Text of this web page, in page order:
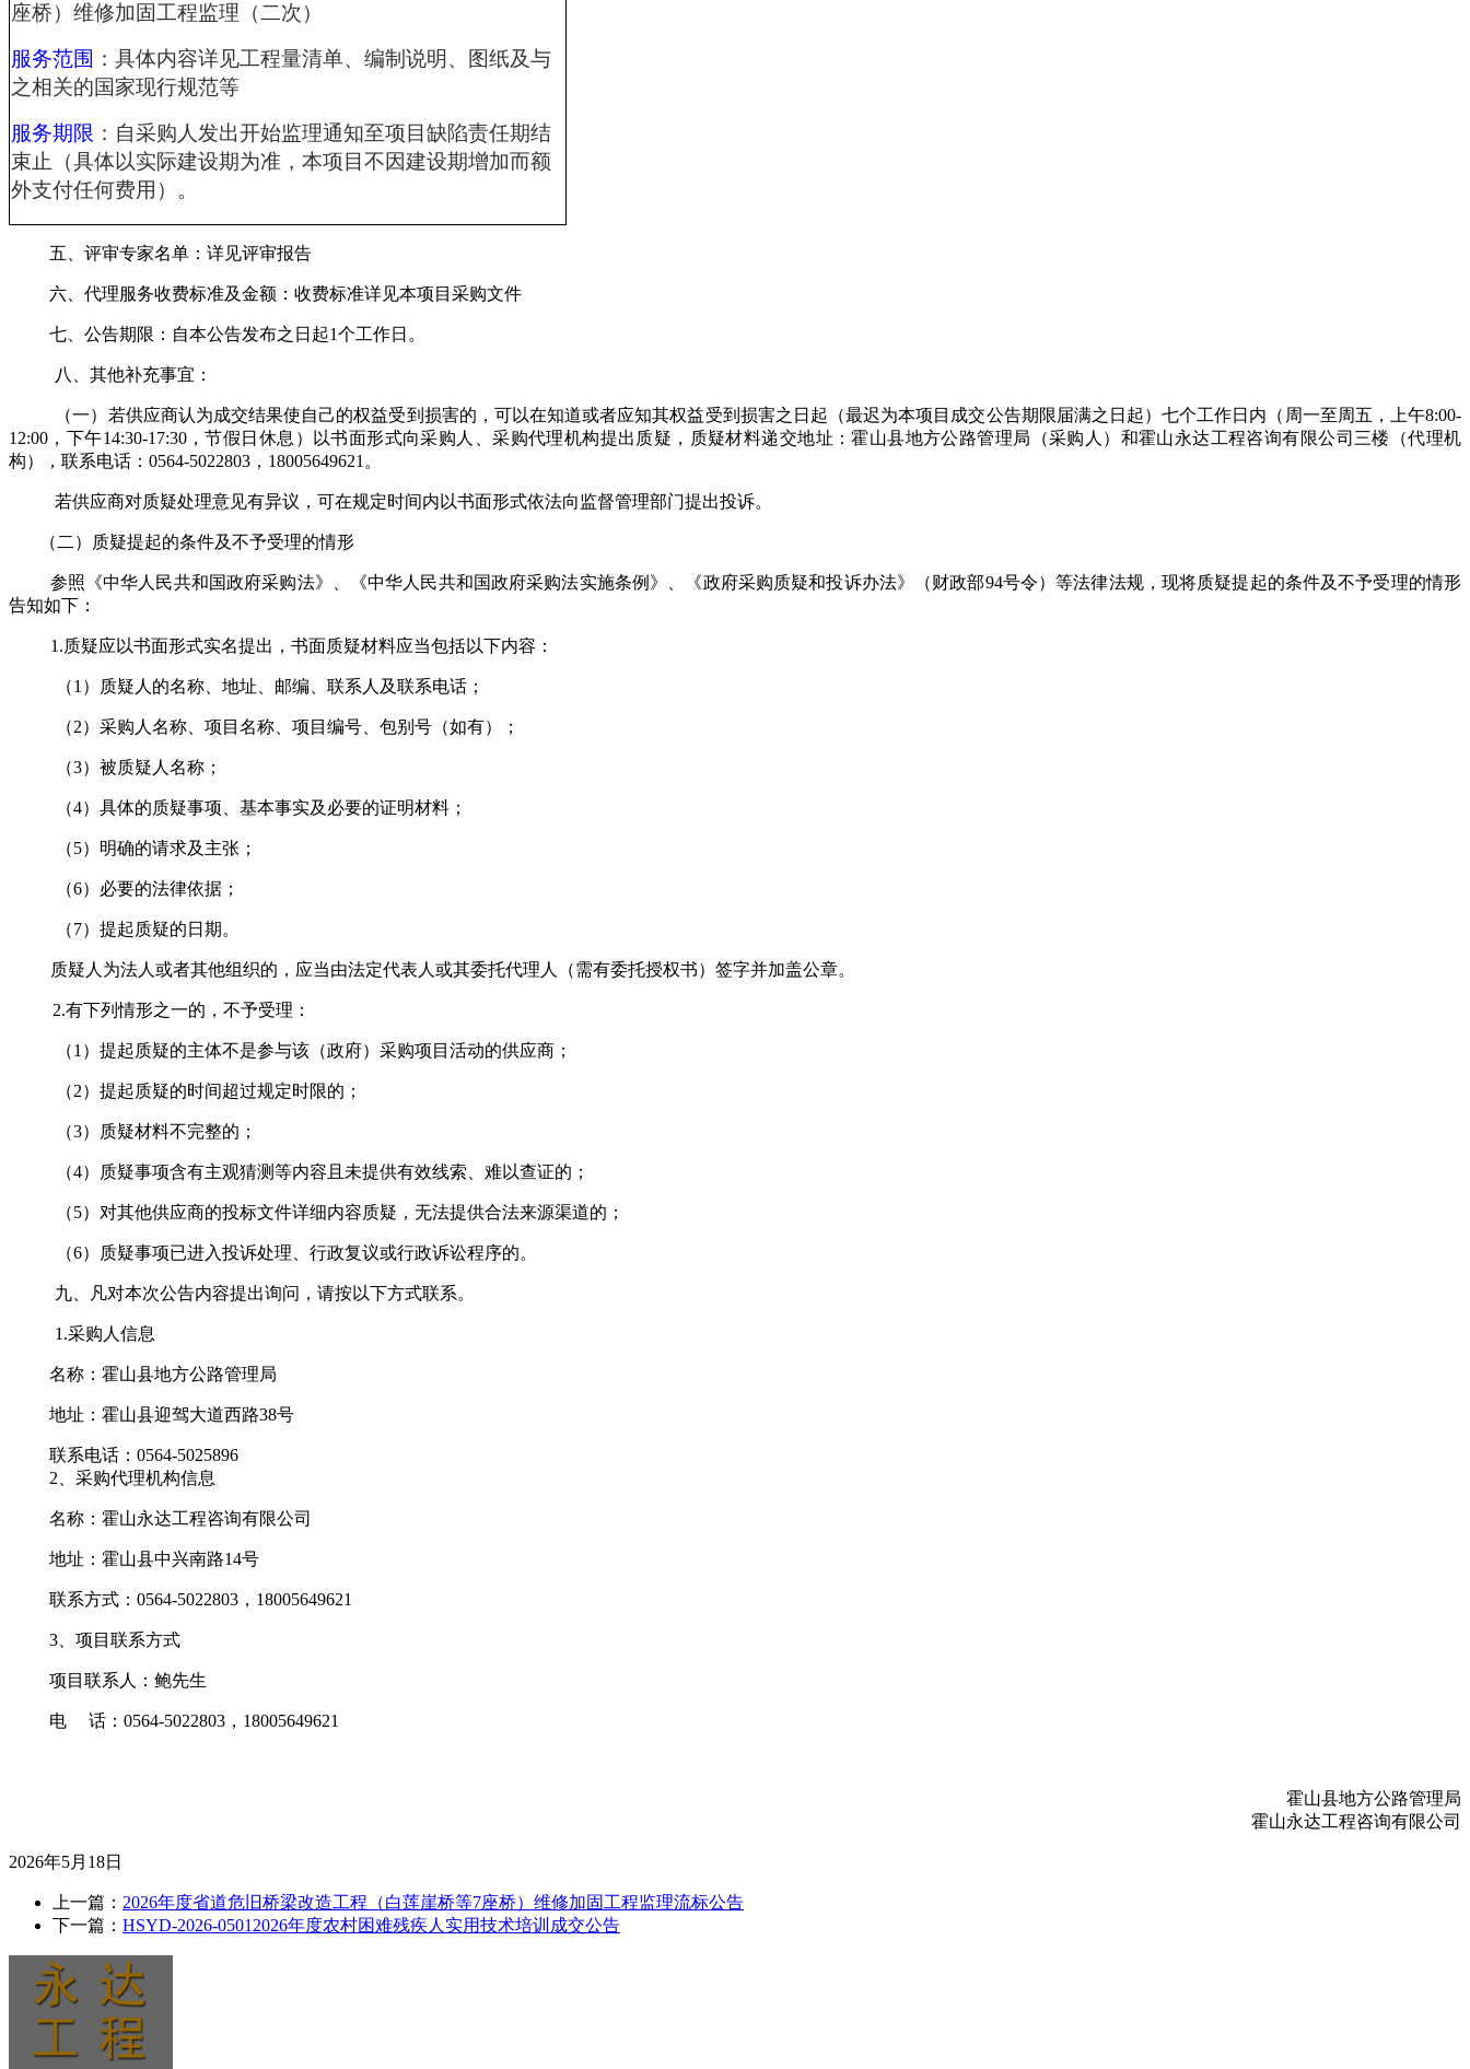
座桥）维修加固工程监理（二次）
服务范围 ：具体内容详见工程量清单、编制说明、图纸及与
之相关的国家现行规范等
服务期限 ：自采购人发出开始监理通知至项目缺陷责任期结
束止（具体以实际建设期为准，本项目不因建设期增加而额
外支付任何费用）。
五、评审专家名单：详见评审报告
六、代理服务收费标准及金额：收费标准详见本项目采购文件
七、公告期限： 自本公告发布之日起1个工作日。
八、其他补充事宜：
（一）若供应商认为成交结果使自己的权益受到损害的，可以在知道或者应知其权益受到损害之日起（最迟为本项目成交公告期限届满之日起）七个工作日内（周一至周五，上午8:00-
12:00，下午14:30-17:30，节假日休息）以书面形式向采购人、采购代理机构提出质疑，质疑材料递交地址：霍山县地方公路管理局（采购人）和霍山永达工程咨询有限公司三楼（代理机
构）
，联系电话： 0564-5022803，18005649621。
若供应商对质疑处理意见有异议，可在规定时间内以书面形式依法向监督管理部门提出投诉。
（二）质疑提起的条件及不予受理的情形
参照《中华人民共和国政府采购法》、《中华人民共和国政府采购法实施条例》、《政府采购质疑和投诉办法》（财政部94号令）等法律法规，现将质疑提起的条件及不予受理的情形
告知如下：
1.质疑应以书面形式实名提出，书面质疑材料应当包括以下内容：
（1）质疑人的名称、地址、邮编、联系人及联系电话；
（2）采购人名称、项目名称、项目编号、包别号（如有）；
（3）被质疑人名称；
（4）具体的质疑事项、基本事实及必要的证明材料；
（5）明确的请求及主张；
（6）必要的法律依据；
（7）提起质疑的日期。
质疑人为法人或者其他组织的，应当由法定代表人或其委托代理人（需有委托授权书）签字并加盖公章。
2.有下列情形之一的，不予受理：
（1）提起质疑的主体不是参与该（政府）采购项目活动的供应商；
（2）提起质疑的时间超过规定时限的；
（3）质疑材料不完整的；
（4）质疑事项含有主观猜测等内容且未提供有效线索、难以查证的；
（5）对其他供应商的投标文件详细内容质疑，无法提供合法来源渠道的；
（6）质疑事项已进入投诉处理、行政复议或行政诉讼程序的。
九、凡对本次公告内容提出询问，请按以下方式联系。
1.采购人信息
名称：霍山县地方公路管理局
地址：霍山县迎驾大道西路38号
联系电话：0564-5025896
2、采购代理机构信息
名称：霍山永达工程咨询有限公司
地址：霍山县中兴南路14号
联系方式：0564-5022803，18005649621
3、项目联系方式
项目联系人：鲍先生
电 话：0564-5022803，18005649621
霍山县地方公路管理局
霍山永达工程咨询有限公司
2026年5月 18日
上一篇： 2026年度省道危旧桥梁改造工程（白莲崖桥等7座桥）维修加固工程监理流标公告
下一篇： HSYD-2026-05012026年度农村困难残疾人实用技术培训成交公告